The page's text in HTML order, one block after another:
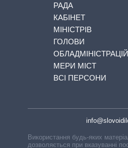
РАДА
КАБІНЕТ
МІНІСТРІВ
ГОЛОВИ
ОБЛАДМІНІСТРАЦІЙ
МЕРИ МІСТ
ВСІ ПЕРСОНИ
Використання будь-яких
дозволяється при вказуванні